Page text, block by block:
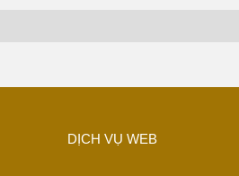
DỊCH VỤ WEB